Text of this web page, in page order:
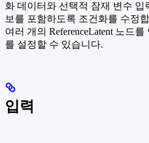
화 데이터와 선택적 잠재 변수 입
보를 포함하도록 조건화를 수정
여러 개의 ReferenceLatent 노드
를 설정할 수 있습니다.
입력